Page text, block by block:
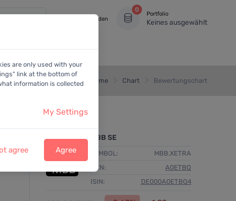
Anmelden
0
Portfolio
Keines ausgewählt
Home Chart Bewertungschart
MBB SE
SYMBOL:
MBB.XETRA
WKN:
A0ETBQ
ISIN:
DE000A0ETBQ4
are only used with your
link at the bottom of
information is collected
My Settings
agree Agree